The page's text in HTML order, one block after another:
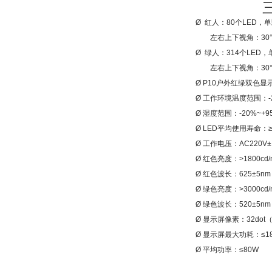
Ø 红人： 80个LED，
左右上下视角：
Ø 绿人： 314个LED，
左右上下视角：
Ø P10户外红绿双色显
Ø 工作环境温度范围
Ø 湿度范围：-
Ø LED平均使用寿命：≥
Ø 工作电压：
Ø 红色亮度： >1800cd/
Ø 红色波长：625±5nm
Ø 绿色亮度： >3000cd/
Ø 绿色波长：520±5nm
Ø 显示屏像素： 32dot（
Ø 显示屏最大功耗： ≤
Ø 平均功率： ≤80W